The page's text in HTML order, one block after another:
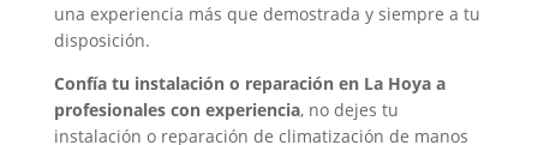
una experiencia más que demostrada y siempre a tu
disposición.
Confía tu instalación o reparación en La Hoya a
profesionales con experiencia, no dejes tu
instalación o reparación de climatización de manos